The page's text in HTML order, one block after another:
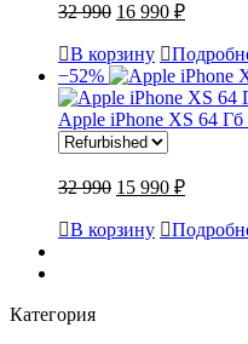
32 990 16 990 ₽
В корзину
−52%
Apple iPhone XS 64
32 990 15 990 ₽
В корзину
Категория